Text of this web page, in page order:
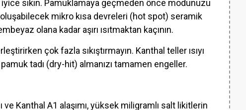
sıkın. Pamuklamaya geçmeden önce modunuzu
mikro kısa devreleri (hot spot) seramik
olana kadar aşırı ısıtmaktan kaçının.
çok fazla sıkıştırmayın. Kanthal teller ısıyı
tadı (dry-hit) almanızı tamamen engeller.
Kanthal A1 alaşımı, yüksek miligramlı salt likitlerin